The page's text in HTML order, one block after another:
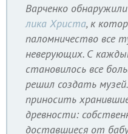
Варченко обнаружили
лика Христа, к
паломничество все
неверующих. С
становилось все
решил создать
приносить
древности:
доставшиеся от